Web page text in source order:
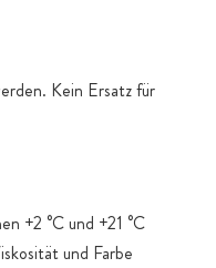
Kein Ersatz für
+2 °C und +21 °C
und Farbe